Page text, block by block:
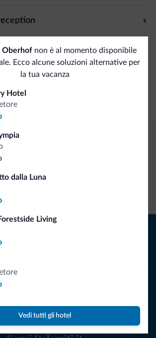
Oberhof non è al momento disponibile
Ecco alcune soluzioni alternative per
la tua vacanza
Hotel
dalla Luna
Living
Vedi tutti gli hotel
Dolomiti.it
Tariffe